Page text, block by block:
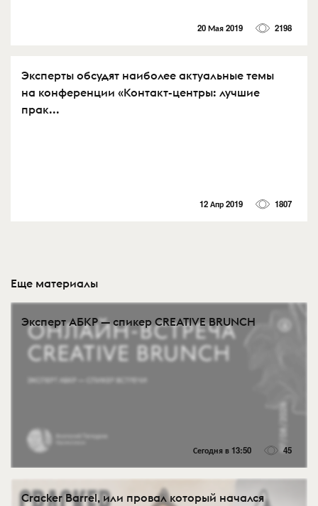
20 Мая 2019 2198
Эксперты обсудят наиболее актуальные темы
на конференции «Контакт-центры: лучшие
прак...
12 Апр 2019 1807
Еще материалы
Эксперт АБКР — спикер CREATIVE BRUNCH
Сегодня в 13:50 45
Cracker Barrel, или провал который начался